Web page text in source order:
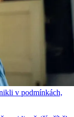
v podmínkách,